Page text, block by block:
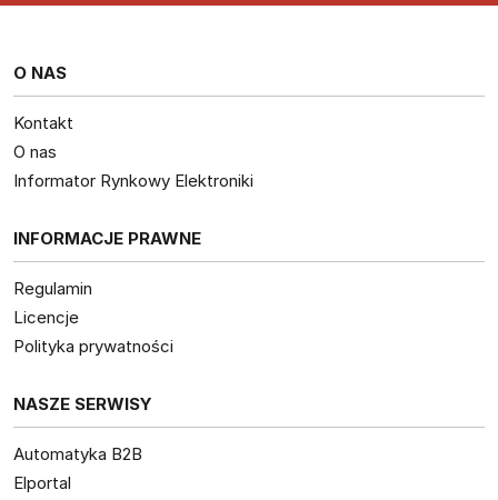
O NAS
Kontakt
O nas
Informator Rynkowy Elektroniki
INFORMACJE PRAWNE
Regulamin
Licencje
Polityka prywatności
NASZE SERWISY
Automatyka B2B
Elportal